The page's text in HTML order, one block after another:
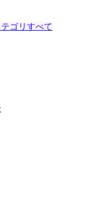
ゴリすべて